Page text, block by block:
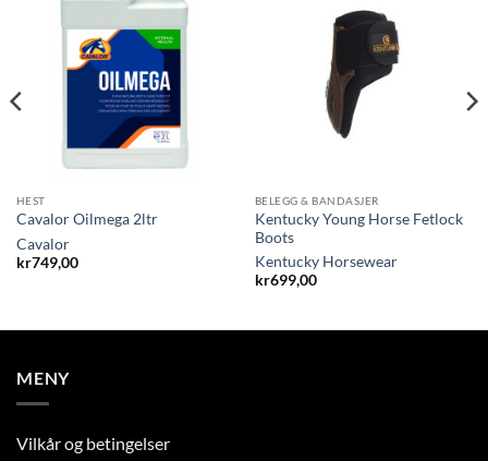
HEST
Cavalor Oilmega 2ltr
Cavalor
kr749,00
BELEGG & BANDASJER
Kentucky Young Horse Fetlock
Boots
Kentucky Horsewear
kr699,00
MENY
Vilkår og betingelser